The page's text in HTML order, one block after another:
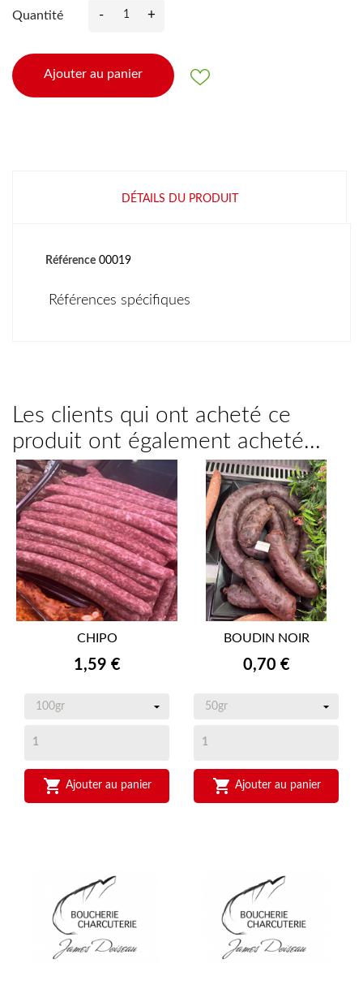
Quantité - +
Ajouter au panier
DÉTAILS DU PRODUIT
Référence 00019
Références spécifiques
Les clients qui ont acheté ce
produit ont également acheté...
CHIPO
Prix
1,59 €
 Ajouter au panier
BOUDIN NOIR
Prix
0,70 €
 Ajouter au panier